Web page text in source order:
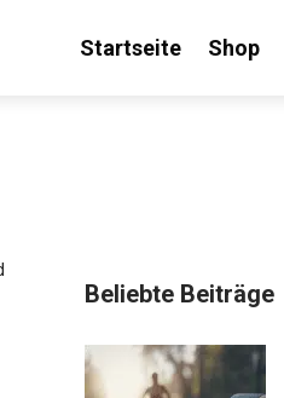
Startseite Shop
Beliebte Beiträge